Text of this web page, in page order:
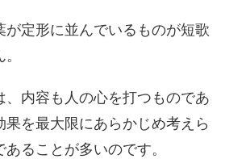
が定形に並んでいるものが短歌
、内容も人の心を打つものであ
果を最大限にあらかじめ考えら
ることが多いのです。